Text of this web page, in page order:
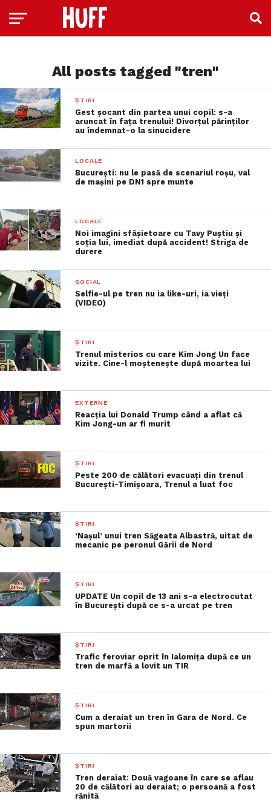
All posts tagged "tren"
ȘTIRI
Gest șocant din partea unui copil: s-a
aruncat în fața trenului! Divorțul părinților
au îndemnat-o la sinucidere
LOCALE
București: nu le pasă de scenariul roșu, val
de mașini pe DN1 spre munte
LOCALE
Noi imagini sfâșietoare cu Tavy Puștiu și
soția lui, imediat după accident! Striga de
durere
SOCIAL
Selfie-ul pe tren nu ia like-uri, ia vieți
(VIDEO)
ȘTIRI
Trenul misterios cu care Kim Jong Un face
vizite. Cine-l moștenește după moartea lui
EXTERNE
Reacția lui Donald Trump când a aflat că
Kim Jong-un ar fi murit
ȘTIRI
Peste 200 de călători evacuați din trenul
București-Timișoara, Trenul a luat foc
ȘTIRI
‘Naşul’ unui tren Săgeata Albastră, uitat de
mecanic pe peronul Gării de Nord
ȘTIRI
UPDATE Un copil de 13 ani s-a electrocutat
în București după ce s-a urcat pe tren
ȘTIRI
Trafic feroviar oprit în Ialomița după ce un
tren de marfă a lovit un TIR
ȘTIRI
Cum a deraiat un tren în Gara de Nord. Ce
spun martorii
ȘTIRI
Tren deraiat: Două vagoane în care se aflau
20 de călători au deraiat; o persoană a fost
rănită